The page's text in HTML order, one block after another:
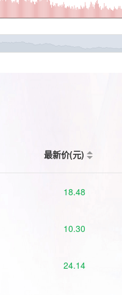
最新价(元)
18.48
10.30
24.14